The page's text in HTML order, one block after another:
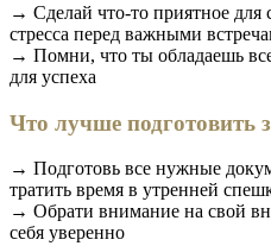
→ Сделай что-то приятное для
стресса перед важными
→ Помни, что ты обладаешь
для успеха
Что лучше подготовить
→ Подготовь все нужные
тратить время в утренней
→ Обрати внимание на свой
себя уверенно